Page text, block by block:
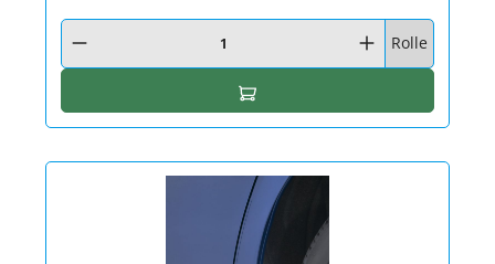
Produkt Anzahl: Gib den gewünschten Wert ein oder benutze die
Rolle
In den Warenkorb